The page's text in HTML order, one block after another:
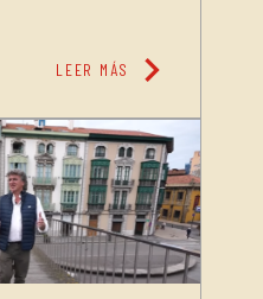
LEER MÁS chevron_right